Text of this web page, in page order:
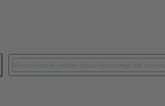
przemysłowe / Han®